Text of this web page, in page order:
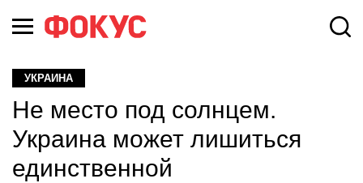
УКРАИНА
Не место под солнцем.
Украина может лишиться
единственной